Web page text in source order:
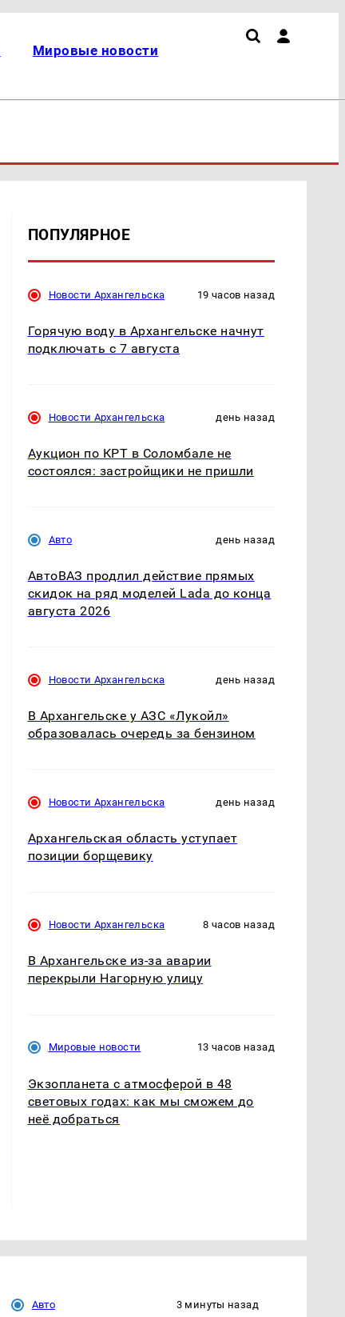
Мировые новости
ПОПУЛЯРНОЕ
Новости Архангельска 19 часов назад
Горячую воду в Архангельске начнут
подключать с 7 августа
Новости Архангельска день назад
Аукцион по КРТ в Соломбале не
состоялся: застройщики не пришли
Авто день назад
АвтоВАЗ продлил действие прямых
скидок на ряд моделей Lada до конца
августа 2026
Новости Архангельска день назад
В Архангельске у АЗС «Лукойл»
образовалась очередь за бензином
Новости Архангельска день назад
Архангельская область уступает
позиции борщевику
Новости Архангельска 8 часов назад
В Архангельске из-за аварии
перекрыли Нагорную улицу
Мировые новости 13 часов назад
Экзопланета с атмосферой в 48
световых годах: как мы сможем до
неё добраться
Авто 3 минуты назад